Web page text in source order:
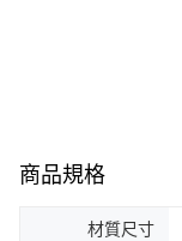
商品規格
材質尺寸